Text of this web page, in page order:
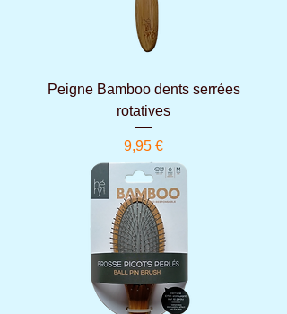
Peigne Bamboo dents serrées
rotatives
Prix
9,95 €